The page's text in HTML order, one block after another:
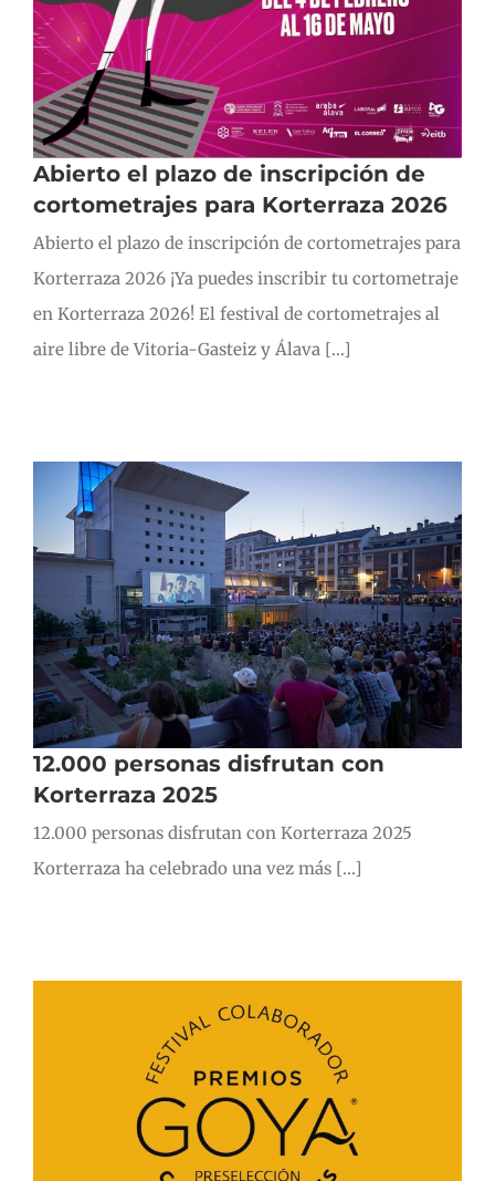
Abierto el plazo de inscripción de
cortometrajes para Korterraza 2026
Abierto el plazo de inscripción de cortometrajes para
Korterraza 2026 ¡Ya puedes inscribir tu cortometraje
en Korterraza 2026! El festival de cortometrajes al
aire libre de Vitoria-Gasteiz y Álava [...]
12.000 personas disfrutan con
Korterraza 2025
12.000 personas disfrutan con Korterraza 2025
Korterraza ha celebrado una vez más [...]